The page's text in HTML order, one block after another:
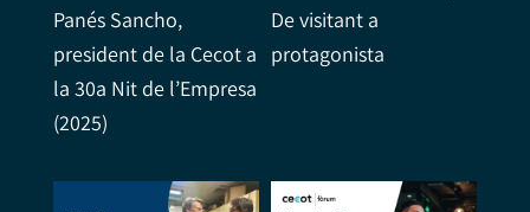
Panés Sancho,
president de la Cecot a
la 30a Nit de l’Empresa
(2025)
De visitant a
protagonista